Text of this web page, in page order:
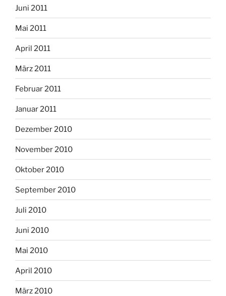
Juni 2011
Mai 2011
April 2011
März 2011
Februar 2011
Januar 2011
Dezember 2010
November 2010
Oktober 2010
September 2010
Juli 2010
Juni 2010
Mai 2010
April 2010
März 2010